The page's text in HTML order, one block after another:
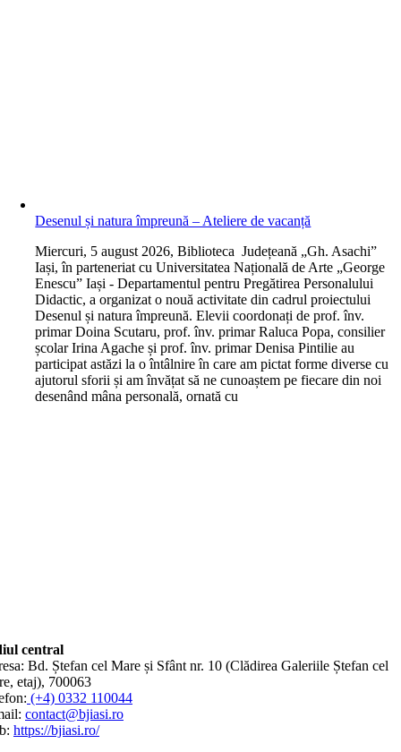
Desenul și natura împreună – Ateliere de vacanță
Miercuri, 5 august 2026, Biblioteca Județeană „Gh. Asachi”
Iași, în parteneriat cu Universitatea Națională de Arte „George
Enescu” Iași - Departamentul pentru Pregătirea Personalului
Didactic, a organizat o nouă activitate din cadrul proiectului
Desenul și natura împreună. Elevii coordonați de prof. înv.
primar Doina Scutaru, prof. înv. primar Raluca Popa, consilier
școlar Irina Agache și prof. înv. primar Denisa Pintilie au
participat astăzi la o întâlnire în care am pictat forme diverse cu
ajutorul sforii și am învățat să ne cunoaștem pe fiecare din noi
desenând mâna personală, ornată cu
central
Bd. Ștefan cel Mare și Sfânt nr. 10 (Clădirea Galeriile Ștefan cel
etaj), 700063
(+4) 0332 110044
contact@bjiasi.ro
https://bjiasi.ro/